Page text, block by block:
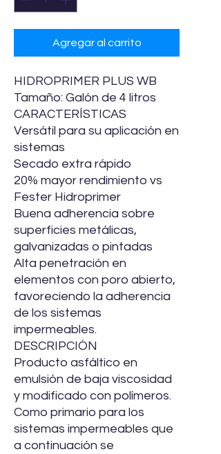
Agregar al carrito
HIDROPRIMER PLUS WB
Tamaño: Galón de 4 litros
CARACTERÍSTICAS
Versátil para su aplicación en
sistemas
Secado extra rápido
20% mayor rendimiento vs
Fester Hidroprimer
Buena adherencia sobre
superficies metálicas,
galvanizadas o pintadas
Alta penetración en
elementos con poro abierto,
favoreciendo la adherencia
de los sistemas
impermeables.
DESCRIPCIÓN
Producto asfáltico en
emulsión de baja viscosidad
y modificado con polímeros.
Como primario para los
sistemas impermeables que
a continuación se